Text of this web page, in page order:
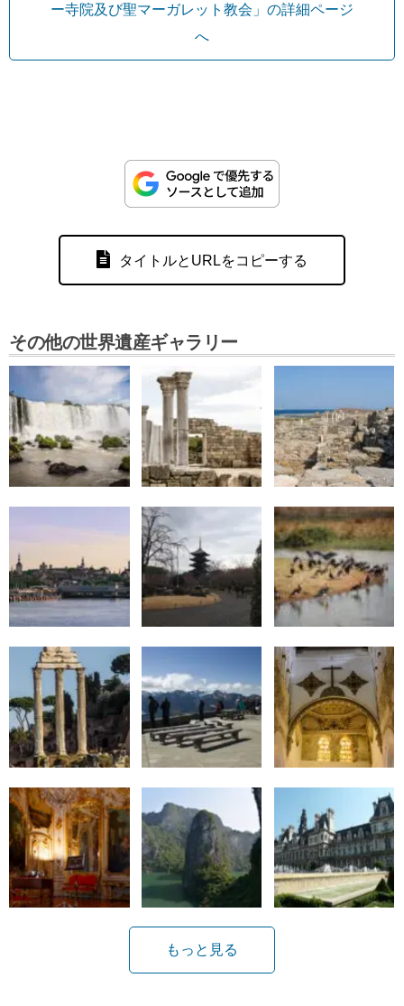
ー寺院及び聖マーガレット教会」の詳細ページ
へ
タイトルとURLをコピーする
その他の世界遺産ギャラリー
もっと見る